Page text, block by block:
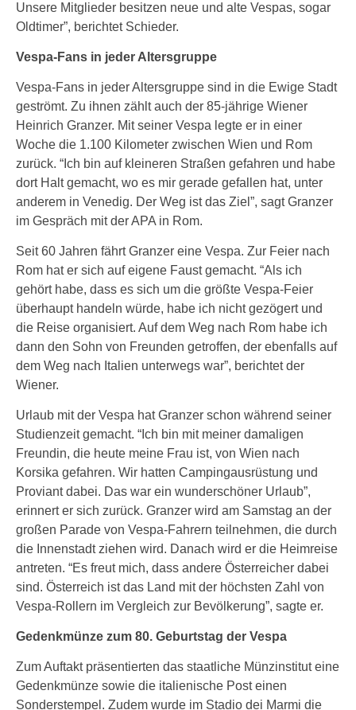
Unsere Mitglieder besitzen neue und alte Vespas, sogar
Oldtimer”, berichtet Schieder.
Vespa-Fans in jeder Altersgruppe
Vespa-Fans in jeder Altersgruppe sind in die Ewige Stadt
geströmt. Zu ihnen zählt auch der 85-jährige Wiener
Heinrich Granzer. Mit seiner Vespa legte er in einer
Woche die 1.100 Kilometer zwischen Wien und Rom
zurück. “Ich bin auf kleineren Straßen gefahren und habe
dort Halt gemacht, wo es mir gerade gefallen hat, unter
anderem in Venedig. Der Weg ist das Ziel”, sagt Granzer
im Gespräch mit der APA in Rom.
Seit 60 Jahren fährt Granzer eine Vespa. Zur Feier nach
Rom hat er sich auf eigene Faust gemacht. “Als ich
gehört habe, dass es sich um die größte Vespa-Feier
überhaupt handeln würde, habe ich nicht gezögert und
die Reise organisiert. Auf dem Weg nach Rom habe ich
dann den Sohn von Freunden getroffen, der ebenfalls auf
dem Weg nach Italien unterwegs war”, berichtet der
Wiener.
Urlaub mit der Vespa hat Granzer schon während seiner
Studienzeit gemacht. “Ich bin mit meiner damaligen
Freundin, die heute meine Frau ist, von Wien nach
Korsika gefahren. Wir hatten Campingausrüstung und
Proviant dabei. Das war ein wunderschöner Urlaub”,
erinnert er sich zurück. Granzer wird am Samstag an der
großen Parade von Vespa-Fahrern teilnehmen, die durch
die Innenstadt ziehen wird. Danach wird er die Heimreise
antreten. “Es freut mich, dass andere Österreicher dabei
sind. Österreich ist das Land mit der höchsten Zahl von
Vespa-Rollern im Vergleich zur Bevölkerung”, sagte er.
Gedenkmünze zum 80. Geburtstag der Vespa
Zum Auftakt präsentierten das staatliche Münzinstitut eine
Gedenkmünze sowie die italienische Post einen
Sonderstempel. Zudem wurde im Stadio dei Marmi die